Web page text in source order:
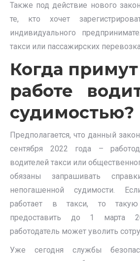
Также под действие нового
те, кто хочет
индивидуального
такси или пассажирских
Когда
работе
судимостью?
Предполагается, что данный
сентября 2022 года –
водителей такси или
обязаны запрашивать
непогашенной судимости.
работает в такси, то
предоставить до 1 марта
работодатель может уволить
Уже сегодня службы